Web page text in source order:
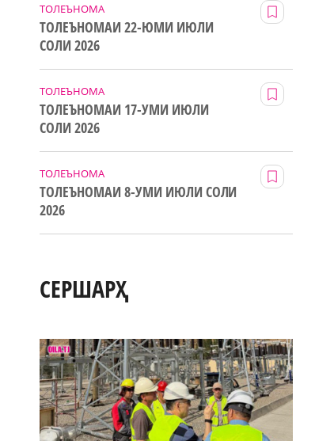
ТОЛЕЪНОМА
ТОЛЕЪНОМАИ 22-ЮМИ ИЮЛИ
СОЛИ 2026
ТОЛЕЪНОМА
ТОЛЕЪНОМАИ 17-УМИ ИЮЛИ
СОЛИ 2026
ТОЛЕЪНОМА
ТОЛЕЪНОМАИ 8-УМИ ИЮЛИ СОЛИ
2026
СЕРШАРҲ